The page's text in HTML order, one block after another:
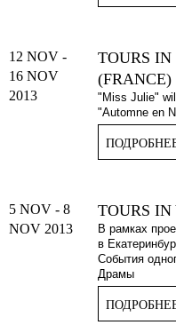
12 NOV -
16 NOV
2013
TOURS
(FRANCE)
"Miss Julie"
"Automne en
5 NOV - 8
NOV 2013
TOURS
В рамках
в
События
Драмы